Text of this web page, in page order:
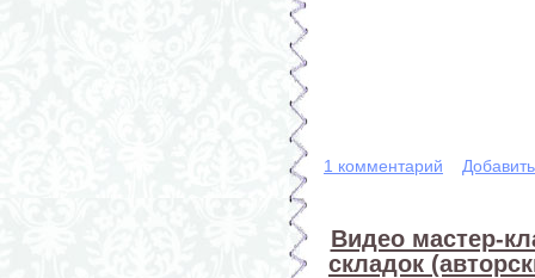
1 комментарий
Видео мастер-
складок